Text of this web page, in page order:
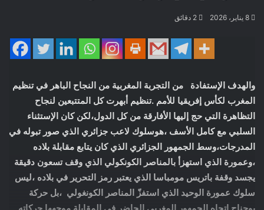
8 يناير، 2026
والهدف الإستفادة من التجربة المغربية من النجاح الباهر في تنظيم
المغرب لكأس إفريقيا للأمم .تنظيم أبهرت كل المتتبعين لنجاح
التظاهرة التي حج إليها الأفارقة من كل الدول،لكن كان الإستثناء
السلبي مع كامل الأسف ،هوسلوك لاعب جزائري الذي صور تبوله في
المدرجات،وسط الجمهور الجزائري الذي كان يتابع مقابلة بلاده
،وعمورة الذي استهزأ بالمناصر الكونكولي الذي وقف تسعون دقيقة
يجسد وقفة باتريس مومباسا الذي يعتبر رمز التحرير في بلاده ،ليس
سلوك عمورة الوحيد الذي استفزّ المناصر الكونغولي ،بل حركة